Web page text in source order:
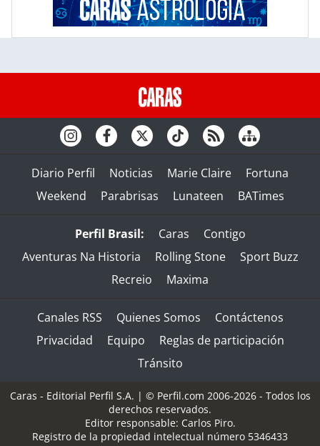
Diario Perfil Noticias Marie Claire
Fortuna
Weekend
Parabrisas Lunateen BATimes
Perfil Brasil: Caras
Contigo
Aventuras Na Historia
Rolling Stone
Sport Buzz
Recreio
Maxima
Canales RSS Quienes Somos
Contáctenos
Privacidad
Equipo
Reglas de participación
Tránsito
Caras - Editorial Perfil S.A. | © Perfil.com 2006-2026 - Todos los
derechos reservados.
Editor responsable: Carlos Piro.
Registro de la propiedad intelectual número 5346433